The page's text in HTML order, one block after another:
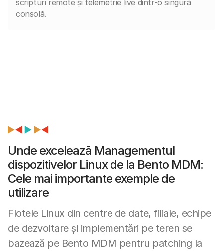
scripturi remote și telemetrie live dintr-o singură
consolă.
Unde excelează Managementul
dispozitivelor Linux de la Bento MDM:
Cele mai importante exemple de
utilizare
Flotele Linux din centre de date, filiale, echipe
de dezvoltare și implementări pe teren se
bazează pe Bento MDM pentru patching la